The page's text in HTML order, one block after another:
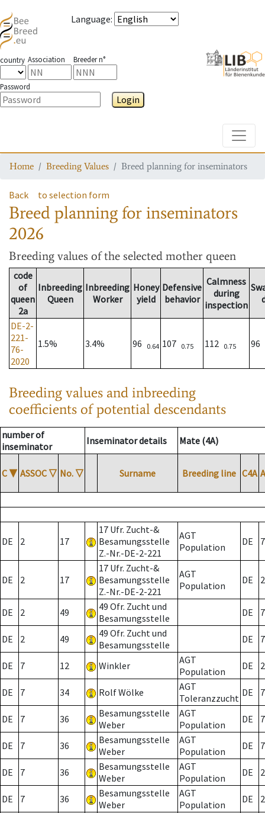
Language:
country Association Breeder n°
Password
Login
Home Breeding Values Breed planning for inseminators
Back to selection form
Breed planning for inseminators
2026
Breeding values of the selected mother queen
code
of
queen
2a
Inbreeding
Queen
Inbreeding
Worker
Honey
yield
Defensive
behavior
Calmness
during
inspection
DE-2-
221-
76-
2020
1.5% 3.4% 96 0.64 107 0.75 112 0.75 96
Breeding values and inbreeding
coefficients of potential descendants
number of
inseminator
Inseminator details Mate (4A)
C ▼ ASSOC ▽ No. ▽ Surname Breeding line C4A
DE 2 17
17 Ufr. Zucht-&
Besamungsstelle
Z.-Nr.-DE-2-221
AGT
Population
DE 7
DE 2 17
17 Ufr. Zucht-&
Besamungsstelle
Z.-Nr.-DE-2-221
AGT
Population
DE 2
DE 2 49
49 Ofr. Zucht und
Besamungsstelle
DE 7
DE 2 49
49 Ofr. Zucht und
Besamungsstelle
DE 7
DE 7 12 Winkler
AGT
Population
DE 2
DE 7 34 Rolf Wölke
AGT
Toleranzzucht DE 7
DE 7 36
Besamungsstelle
Weber
AGT
Population
DE 7
DE 7 36
Besamungsstelle
Weber
AGT
Population
DE 7
DE 7 36
Besamungsstelle
Weber
AGT
Population
DE 2
DE 7 36
Besamungsstelle
Weber
AGT
Population
DE 2